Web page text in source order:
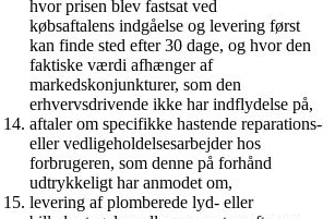
hvor prisen blev fastsat ved
købsaftalens indgåelse og levering først
kan finde sted efter 30 dage, og hvor den
faktiske værdi afhænger af
markedskonjunkturer, som den
erhvervsdrivende ikke har indflydelse på,
aftaler om specifikke hastende reparations-
eller vedligeholdelsesarbejder hos
forbrugeren, som denne på forhånd
udtrykkeligt har anmodet om,
levering af plomberede lyd- eller